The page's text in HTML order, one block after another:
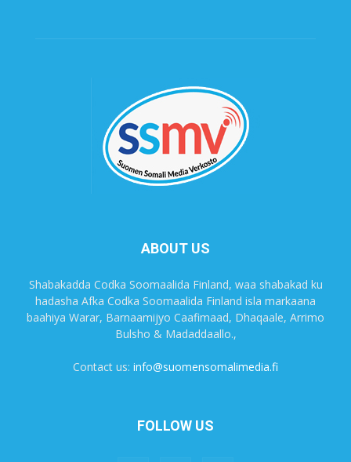
ABOUT US
Shabakadda Codka Soomaalida Finland, waa shabakad ku
hadasha Afka Codka Soomaalida Finland isla markaana
baahiya Warar, Barnaamijyo Caafimaad, Dhaqaale, Arrimo
Bulsho & Madaddaallo.,
Contact us: info@suomensomalimedia.fi
FOLLOW US